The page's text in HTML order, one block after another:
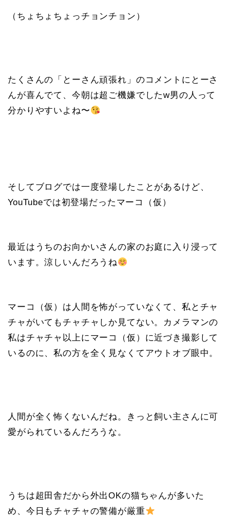
（ちょちょちょっチョンチョン）
たくさんの「とーさん頑張れ」のコメントにとーさ
んが喜んでて、今朝は超ご機嫌でしたw男の人って
分かりやすいよね〜
そしてブログでは一度登場したことがあるけど、
YouTubeでは初登場だったマーコ（仮）
最近はうちのお向かいさんの家のお庭に入り浸って
います。涼しいんだろうね
マーコ（仮）は人間を怖がっていなくて、私とチャ
チャがいてもチャチャしか見てない。カメラマンの
私はチャチャ以上にマーコ（仮）に近づき撮影して
いるのに、私の方を全く見なくてアウトオブ眼中。
人間が全く怖くないんだね。きっと飼い主さんに可
愛がられているんだろうな。
うちは超田舎だから外出OKの猫ちゃんが多いた
め、今日もチャチャの警備が厳重